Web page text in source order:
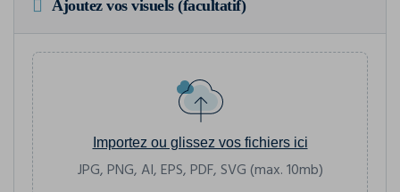
Ajoutez vos visuels (facultatif)
Importez ou glissez vos fichiers ici
JPG, PNG, AI, EPS, PDF, SVG (max. 10mb)